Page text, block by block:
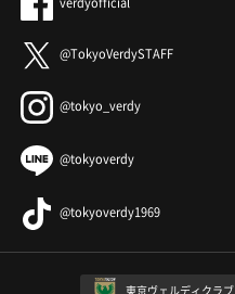
@TokyoVerdySTAFF
@tokyo_verdy
@tokyoverdy
@tokyoverdy1969
東京ヴェルディクラブ